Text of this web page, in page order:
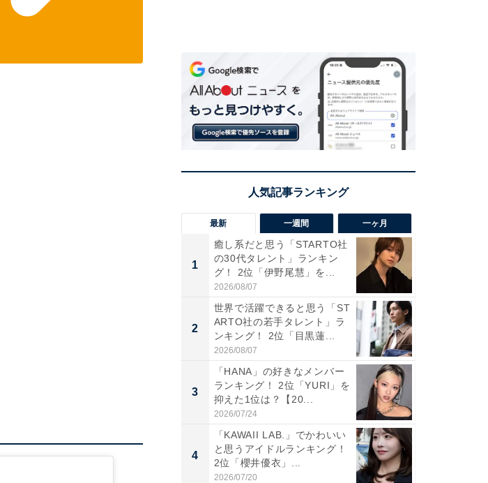
最新 一週間 一ヶ月
1
癒し系だと思う「STARTO社
の30代タレント」ランキン
グ！ 2位「伊野尾慧」を...
2026/08/07
2
世界で活躍できると思う「ST
ARTO社の若手タレント」ラ
ンキング！ 2位「目黒蓮...
2026/08/07
3
「HANA」の好きなメンバー
ランキング！ 2位「YURI」を
抑えた1位は？【20...
2026/07/24
4
「KAWAII LAB.」でかわいい
と思うアイドルランキング！
2位「櫻井優衣」...
2026/07/20